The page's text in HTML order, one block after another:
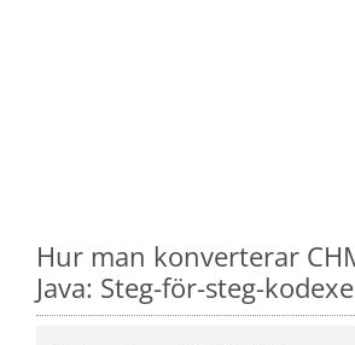
Hur man konverterar
Java: Steg-för-steg-